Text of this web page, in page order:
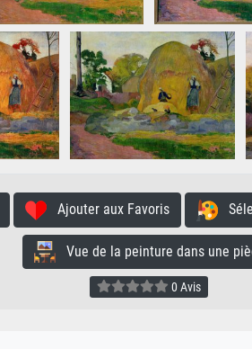
Ajouter aux Favoris
Vue de la peinture dans une
0 Avis